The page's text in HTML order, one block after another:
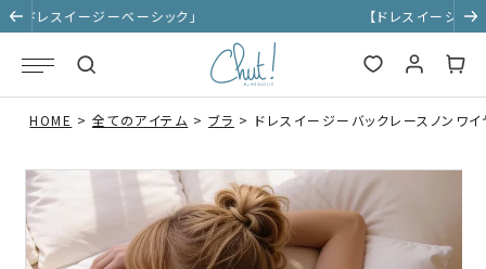
【ドレスイージーブラ】新旧サイズ対応表はこちら
HOME 全てのアイテム ブラ ドレスイージーバックレースノンワ